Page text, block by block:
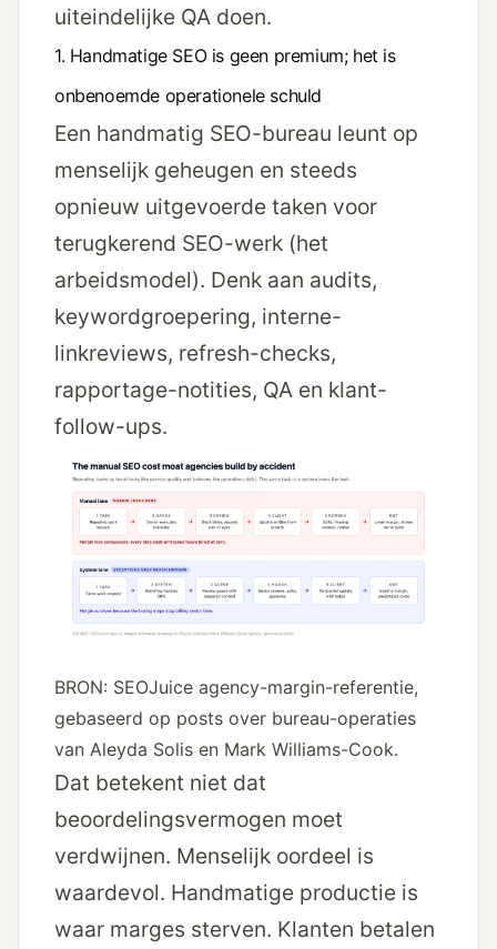
uiteindelijke QA doen.
1. Handmatige SEO is geen premium; het is
onbenoemde operationele schuld
Een handmatig SEO-bureau leunt op
menselijk geheugen en steeds
opnieuw uitgevoerde taken voor
terugkerend SEO-werk (het
arbeidsmodel). Denk aan audits,
keywordgroepering, interne-
linkreviews, refresh-checks,
rapportage-notities, QA en klant-
follow-ups.
BRON: SEOJuice agency-margin-referentie,
gebaseerd op posts over bureau-operaties
van Aleyda Solis en Mark Williams-Cook.
Dat betekent niet dat
beoordelingsvermogen moet
verdwijnen. Menselijk oordeel is
waardevol. Handmatige productie is
waar marges sterven. Klanten betalen